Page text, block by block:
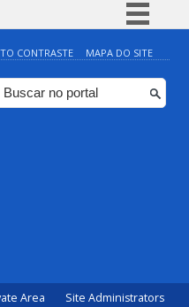
Simplifique!
Comunica BR
Participe
CONTRASTE MAPA DO SITE
Area Site Administrators